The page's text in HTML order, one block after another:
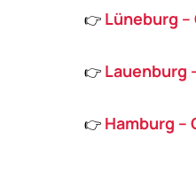
👉 Lüneburg
👉 Lauenburg
👉 Hamburg –